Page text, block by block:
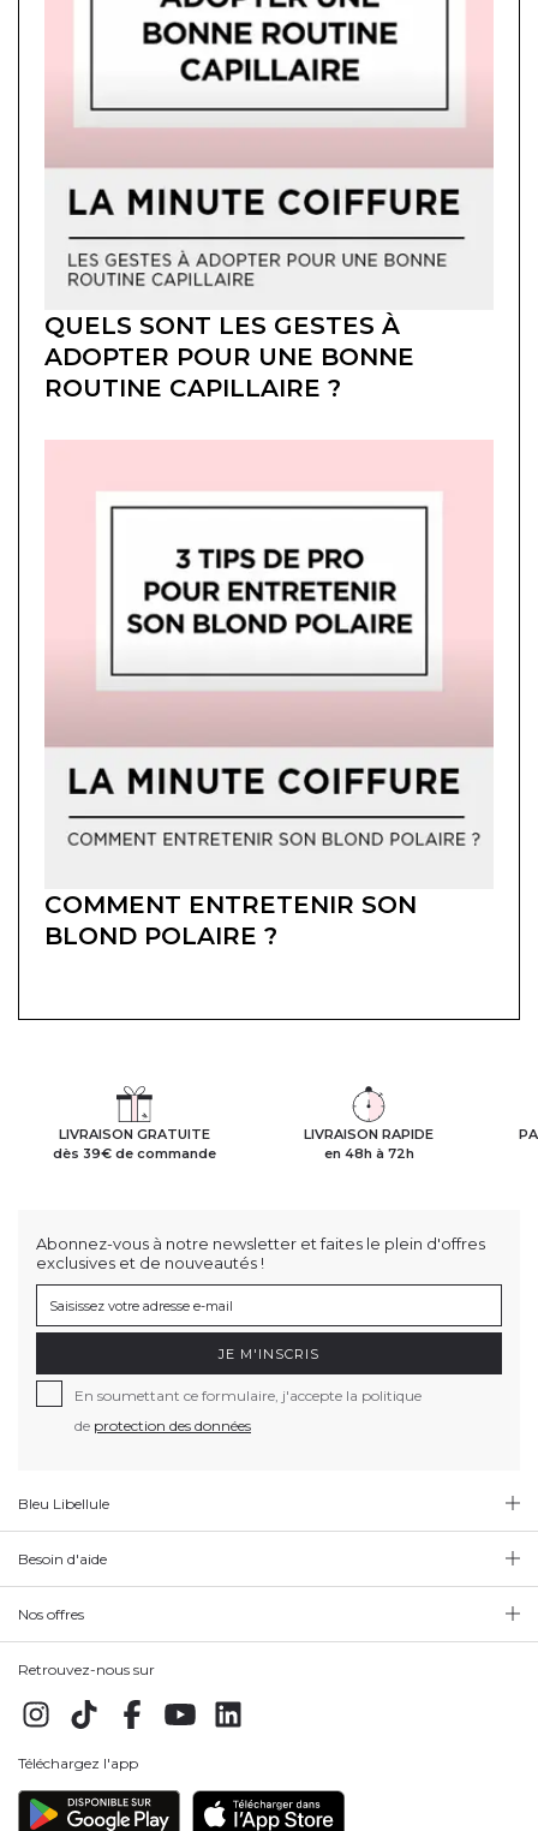
QUELS SONT LES GESTES À
ADOPTER POUR UNE BONNE
ROUTINE CAPILLAIRE ?
COMMENT ENTRETENIR SON
BLOND POLAIRE ?
LIVRAISON GRATUITE
dès 39€ de commande
LIVRAISON RAPIDE
en 48h à 72h
Abonnez-vous à notre newsletter et faites le plein d'offres
exclusives et de nouveautés !
JE M'INSCRIS
En soumettant ce formulaire, j'accepte la politique
de protection des données
Bleu Libellule
Besoin d'aide
Nos offres
Retrouvez-nous sur
Téléchargez l'app